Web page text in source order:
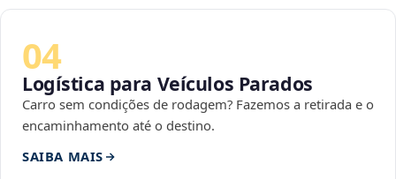
04
Logística para Veículos Parados
Carro sem condições de rodagem? Fazemos a retirada e o
encaminhamento até o destino.
SAIBA MAIS